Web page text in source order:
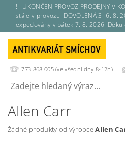
!!! UKONČEN PROVOZ PRODEJNY V
stále v provozu. DOVOLENÁ 3.-6. 8.
expedovány v pátek 7. 8. 2026.
773 868 005 (ve všední dny 8-12h)
Allen Carr
Žádné produkty od výrobceAllen